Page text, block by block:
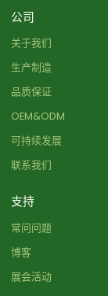
公司
关于我们
生产制造
品质保证
OEM&ODM
可持续发展
联系我们
支持
常问问题
博客
展会活动